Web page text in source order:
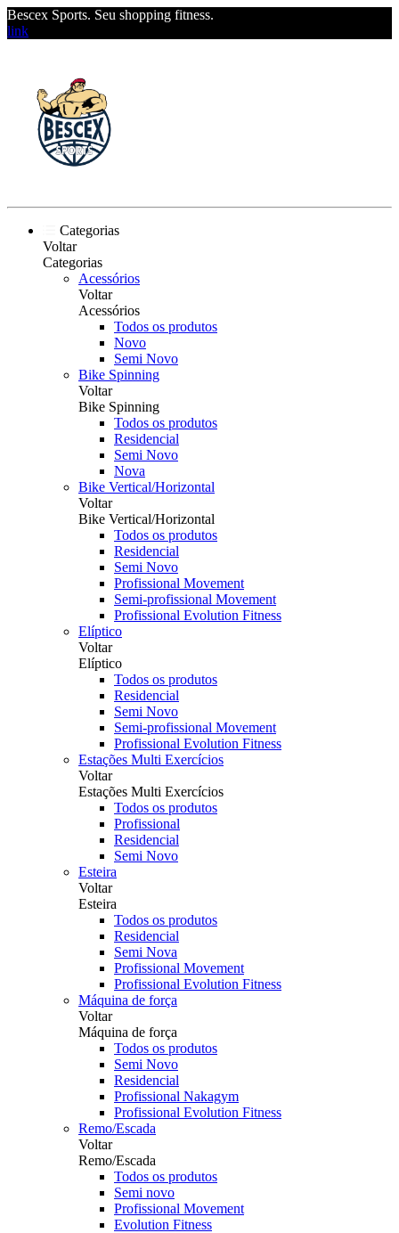
Bescex Sports. Seu shopping fitness.
link
Categorias
Voltar
Categorias
Acessórios
Voltar
Acessórios
Todos os produtos
Novo
Semi Novo
Bike Spinning
Voltar
Bike Spinning
Todos os produtos
Residencial
Semi Novo
Nova
Bike Vertical/Horizontal
Voltar
Bike Vertical/Horizontal
Todos os produtos
Residencial
Semi Novo
Profissional Movement
Semi-profissional Movement
Profissional Evolution Fitness
Elíptico
Voltar
Elíptico
Todos os produtos
Residencial
Semi Novo
Semi-profissional Movement
Profissional Evolution Fitness
Estações Multi Exercícios
Voltar
Estações Multi Exercícios
Todos os produtos
Profissional
Residencial
Semi Novo
Esteira
Voltar
Esteira
Todos os produtos
Residencial
Semi Nova
Profissional Movement
Profissional Evolution Fitness
Máquina de força
Voltar
Máquina de força
Todos os produtos
Semi Novo
Residencial
Profissional Nakagym
Profissional Evolution Fitness
Remo/Escada
Voltar
Remo/Escada
Todos os produtos
Semi novo
Profissional Movement
Evolution Fitness